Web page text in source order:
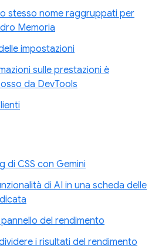
stesso nome raggruppati per
Memoria
impostazioni
sulle prestazioni è
da DevTools
di CSS con Gemini
di AI in una scheda delle
del rendimento
i risultati del rendimento